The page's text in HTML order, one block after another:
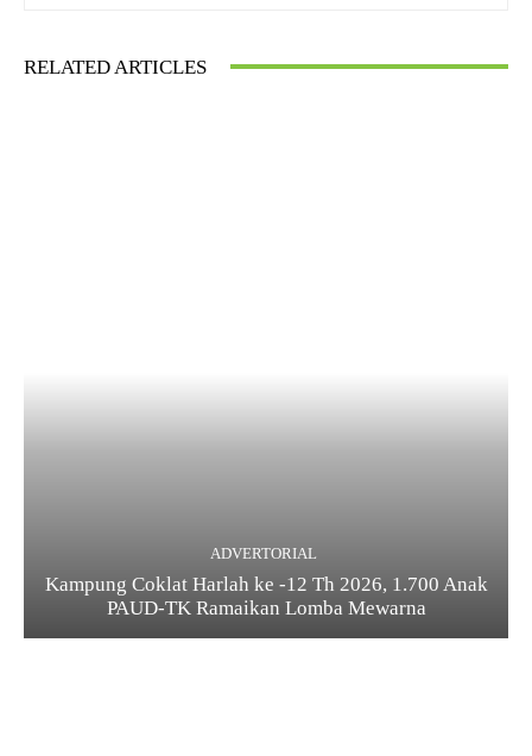
RELATED ARTICLES
ADVERTORIAL
Kampung Coklat Harlah ke -12 Th 2026, 1.700 Anak
PAUD-TK Ramaikan Lomba Mewarna